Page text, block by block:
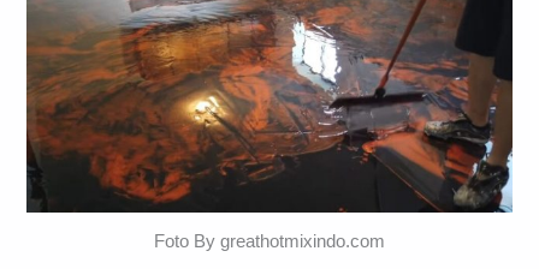
Foto By greathotmixindo.com